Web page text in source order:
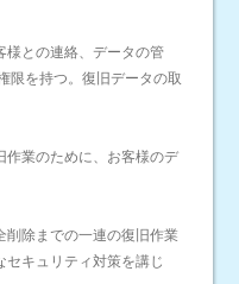
様との連絡、データの管
限を持つ。復旧データの取
作業のために、お客様のデ
削除までの一連の復旧作業
キュリティ対策を講じ